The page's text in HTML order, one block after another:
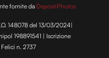
fornite da DepositPhotos
148078 del 13/03/2024|
198891541 | Iscrizione
n. 2737